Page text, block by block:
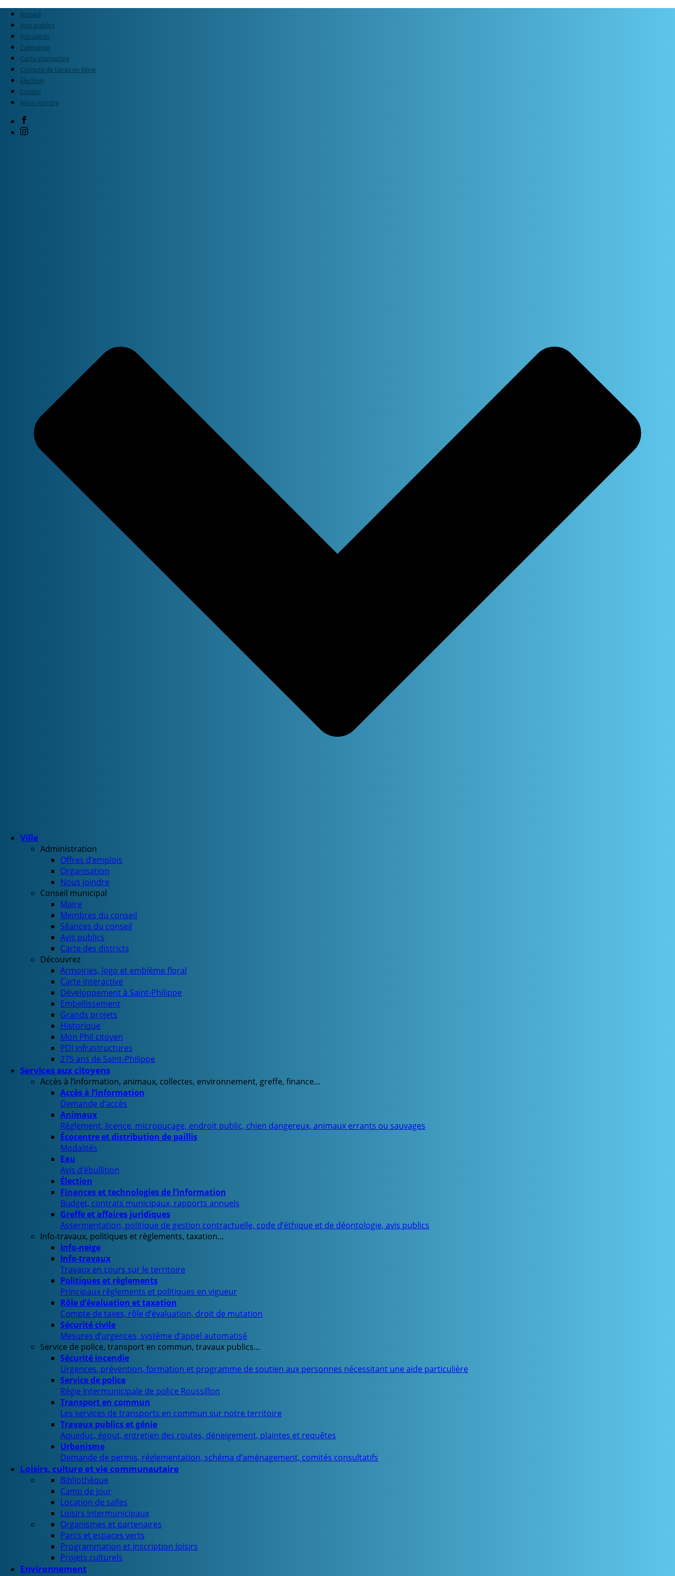
Accueil
Avis publics
Actualités
Calendrier
Carte interactive
Compte de taxes en ligne
Élection
Emploi
Nous joindre
Ville
Administration
Offres d’emplois
Organisation
Nous joindre
Conseil municipal
Maire
Membres du conseil
Séances du conseil
Avis publics
Carte des districts
Découvrez
Armoiries, logo et emblème floral
Carte interactive
Développement à Saint-Philippe
Embellissement
Grands projets
Historique
Mon Phil citoyen
PDI infrastructures
275 ans de Saint-Philippe
Services aux citoyens
Accès à l’information, animaux, collectes, environnement, greffe, finance…
Accès à l’information
Demande d’accès
Animaux
Règlement, licence, micropuçage, endroit public, chien dangereux, animaux errants ou sauvages
Écocentre et distribution de paillis
Modalités
Eau
Avis d’ébullition
Élection
Finances et technologies de l’information
Budget, contrats municipaux, rapports annuels
Greffe et affaires juridiques
Assermentation, politique de gestion contractuelle, code d’éthique et de déontologie, avis publics
Info-travaux, politiques et règlements, taxation…
Info-neige
Info-travaux
Travaux en cours sur le territoire
Politiques et règlements
Principaux règlements et politiques en vigueur
Rôle d’évaluation et taxation
Compte de taxes, rôle d’évaluation, droit de mutation
Sécurité civile
Mesures d’urgences, système d’appel automatisé
Service de police, transport en commun, travaux publics…
Sécurité incendie
Urgences, prévention, formation et programme de soutien aux personnes nécessitant une aide particulière
Service de police
Régie Intermunicipale de police Roussillon
Transport en commun
Les services de transports en commun sur notre territoire
Travaux publics et génie
Aqueduc, égout, entretien des routes, déneigement, plaintes et requêtes
Urbanisme
Demande de permis, réglementation, schéma d’aménagement, comités consultatifs
Loisirs, culture et vie communautaire
Bibliothèque
Camp de jour
Location de salles
Loisirs intermunicipaux
Organismes et partenaires
Parcs et espaces verts
Programmation et inscription loisirs
Projets culturels
Environnement